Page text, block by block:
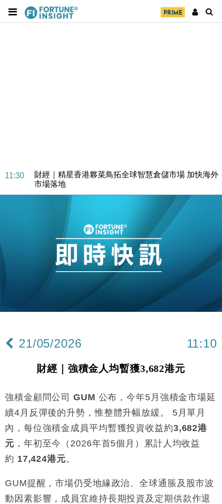
11:30
財經｜精星香港夥菜鳥拓全球智慧倉儲市場 加快海外
市場落地
地產｜大酒店中期轉賺2300萬元 斥21億翻新香港及
國際｜特朗普赴洛杉磯高球場活動前 男子攜槍彈被捕
財經｜香港7月PMI回落至51 企業擴張放慢兼縮減人
11:40
財經｜黑石傳再籌逾360億美元 支援Anthropic租用
財經｜美商務部擬擴大金屬關稅範圍 14類產品或加徵
17:40
財經｜本港6月零售額連升14個月 珠寶鐘錶銷售升勢
財經｜滙控重啟最多10億美元回購 派息比率目標維持
15:11
財經｜SHEIN傳最快8月中招股 估值料降至400億美
元以下
11:30
財經｜精星香港夥菜鳥拓全球智慧倉儲市場 加快海外
市場落地
14:50
地產｜大酒店中期轉賺2300萬元 斥21億翻新香港及
東京半島
12:30
財經｜香港7月PMI回落至51 企業擴張放慢兼縮減人
21/05/2026 11:10
財經｜強積金人均暫獲3,682港元
強積金顧問公司GUM 公布，今年5月強積金市場延
續4月反彈後的升勢，惟整體升幅放緩。 5月單月
內，每位強積金成員平均暫獲投資收益約3,682港
元 ，年初至今（2026年首5個月）累計人均收益
約 17,424港元。
GUM提醒，市場仍受地緣政治、全球通脹及股市波
動因素影響，成員宜維持長期投資及定期供款作退